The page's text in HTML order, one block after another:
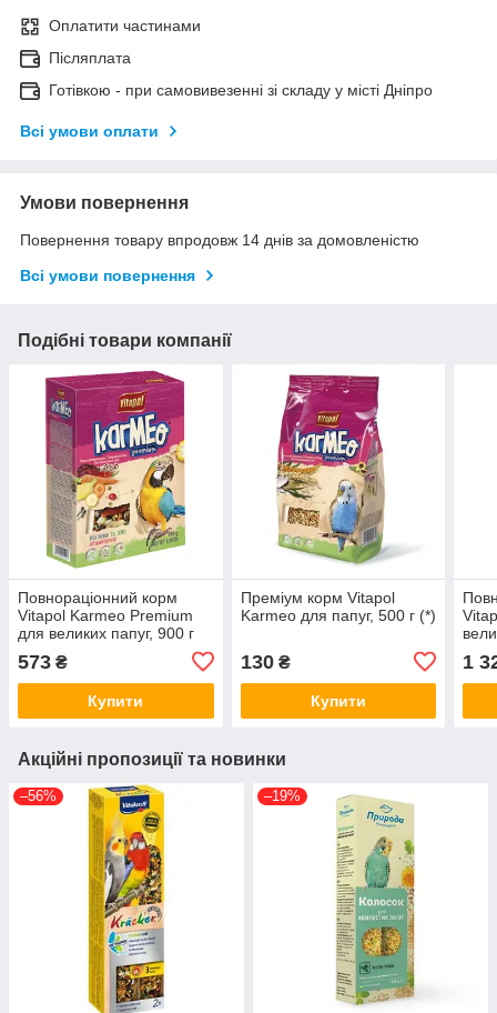
Оплатити частинами
Післяплата
Готівкою - при самовивезенні зі складу у місті Дніпро
Всі умови оплати
Умови повернення
Повернення товару впродовж 14 днів за домовленістю
Всі умови повернення
Подібні товари компанії
Повнораціонний корм
Vitapol Karmeo Premium
для великих папуг, 900 г
573 ₴
Купити
Преміум корм Vitapol
Karmeo для папуг, 500 г (*)
130₴
Купити
1
Акційні пропозиції та новинки
–56% –19%